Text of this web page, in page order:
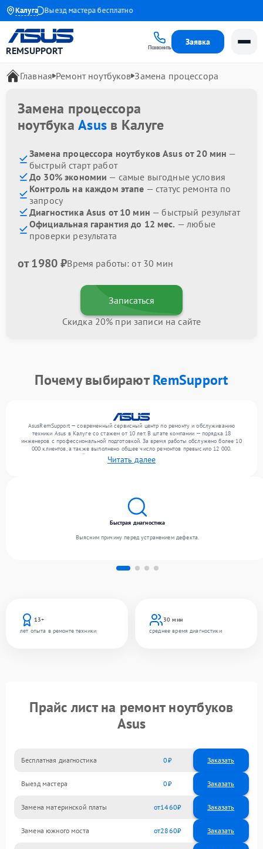
Калуга
1 года Выезд мастера бесплатно
REMSUPPORT Позвонить
Заявка
Главная Ремонт ноутбуков Замена процессора
Замена процессора
ноутбукаAsus в Калуге
Замена процессора ноутбуков Asus от 20 мин —
быстрый старт работ
До 30% экономии — самые выгодные условия
Контроль на каждом этапе — статус ремонта по
запросу
Диагностика Asus от 10 мин — быстрый результат
Официальная гарантия до 12 мес. — любые
проверки результата
от 1980 ₽Время работы: от 30 мин
Записаться
Скидка 20% при записи на сайте
Почему выбираютRemSupport
AsusRemSupport — современный сервисный центр по ремонту и обслуживанию
техники Asus в Калуге со стажем от 10 лет. В штате компании — порядка 18
инженеров с профессиональной подготовкой. За время работы обслужено более 10
000 клиентов, а также выполнено общее число ремонтов превысило 12 000.
Ежемесячно в сервисный центр поступает свыше 300 единиц техники, включая , , . Мы
выполняем ремонт различного уровня сложности и предлагаем стабильный уровень
Читать далее
13+
лет опыта в ремонте техники
30 мин
среднее время диагностики
Быстрая диагностика
Выясним причину перед устранением дефекта.
Прайс лист на ремонт ноутбуков
Asus
Бесплатная диагностика 0 Заказать
Выезд мастера 0 Заказать
Замена материнской платы 1460
Замена южного моста 2860